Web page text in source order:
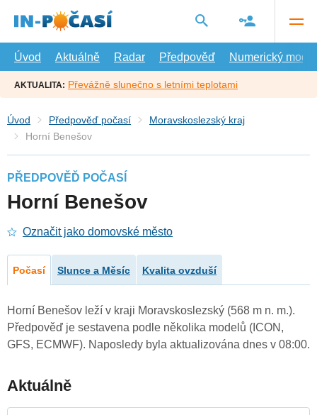
hlavní
Úvod
Aktuálně Radar Předpověď Numerický model
AKTUALITA: Převážně slunečno s letními teplotami
Úvod Předpověď počasí
Moravskoslezský kraj
Horní Benešov
PŘEDPOVĚĎ POČASÍ
Horní Benešov
Označit jako domovské město
Počasí Slunce a Měsíc Kvalita ovzduší
Horní Benešov leží v kraji Moravskoslezský (568 m n. m.).
Předpověď je sestavena podle několika modelů (ICON,
GFS, ECMWF). Naposledy byla aktualizována dnes v 08:00.
Aktuálně